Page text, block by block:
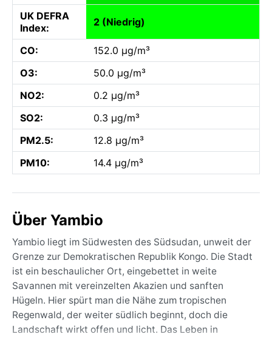
UK DEFRA
Index:
2 (Niedrig)
CO:
152.0 µg/m³
O3:
50.0 µg/m³
NO2:
0.2 µg/m³
SO2:
0.3 µg/m³
PM2.5:
12.8 µg/m³
PM10:
14.4 µg/m³
Über Yambio
Yambio liegt im Südwesten des Südsudan, unweit der
Grenze zur Demokratischen Republik Kongo. Die Stadt
ist ein beschaulicher Ort, eingebettet in weite
Savannen mit vereinzelten Akazien und sanften
Hügeln. Hier spürt man die Nähe zum tropischen
Regenwald, der weiter südlich beginnt, doch die
Landschaft wirkt offen und licht. Das Leben in